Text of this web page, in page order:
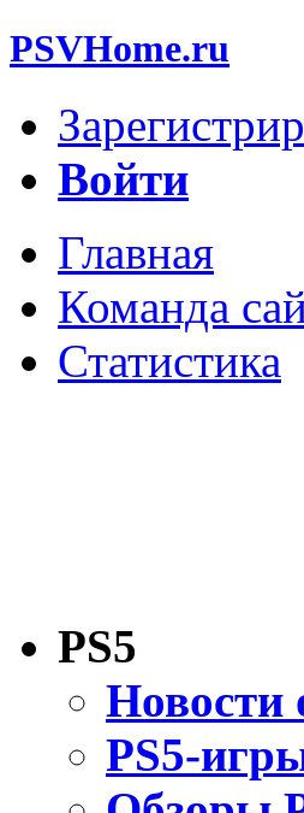
PSVHome.ru
Войти
Главная
Команда
Статистика
PS5
Новости
PS5-